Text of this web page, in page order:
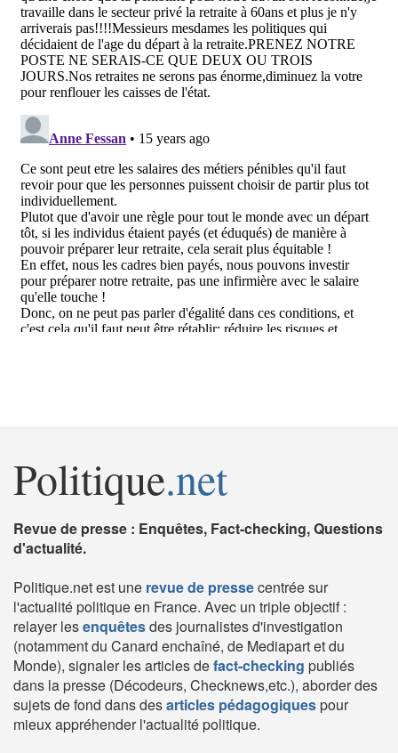
Politique.net
Revue de presse : Enquêtes, Fact-checking, Questions
d'actualité.
Politique.net est une revue de pressecentrée sur
l'actualité politique en France. Avec un triple objectif :
relayer lesenquêtesdes journalistes d'investigation
(notamment du Canard enchaîné, de Mediapart et du
Monde), signaler les articles defact-checking publiés
dans la presse (Décodeurs, Checknews,etc.), aborder des
sujets de fond dans desarticles pédagogiquespour
mieux appréhender l'actualité politique.